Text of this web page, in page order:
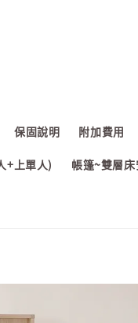
保固說明 附加費用
+上單人) 帳篷~雙層